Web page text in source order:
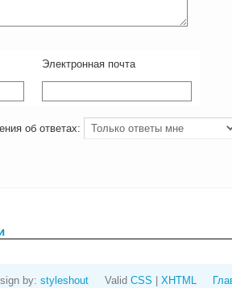
Электронная почта
об ответах:
by: styleshout Valid CSS XHTML